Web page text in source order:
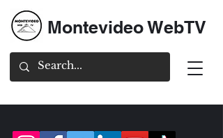
Montevideo WebTV